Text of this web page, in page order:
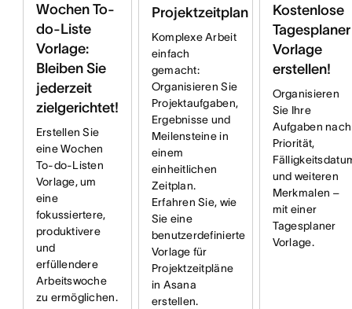
Wochen To-
do-Liste
Vorlage:
Bleiben Sie
jederzeit
zielgerichtet!
Erstellen Sie
eine Wochen
To-do-Listen
Vorlage, um
eine
fokussiertere,
produktivere
und
erfüllendere
Arbeitswoche
zu ermöglichen.
Projektzeitplan
Komplexe Arbeit
einfach
gemacht:
Organisieren Sie
Projektaufgaben,
Ergebnisse und
Meilensteine in
einem
einheitlichen
Zeitplan.
Erfahren Sie, wie
Sie eine
benutzerdefinierte
Vorlage für
Projektzeitpläne
in Asana
erstellen.
Kostenlose
Tagesplaner
Vorlage
erstellen!
Organisieren
Sie Ihre
Aufgaben nach
Priorität,
und weiteren
Merkmalen –
mit einer
Tagesplaner
Vorlage.